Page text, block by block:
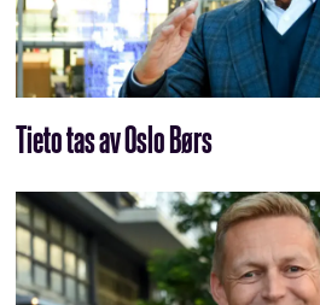
Tieto tas av Oslo Børs